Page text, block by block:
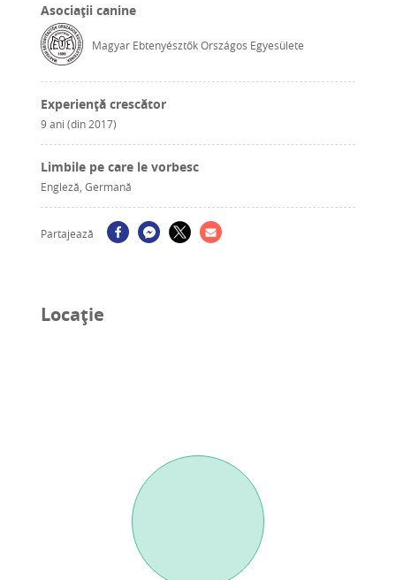
Asociații canine
Magyar Ebtenyésztők Országos Egyesülete
Experiență crescător
9 ani (din 2017)
Limbile pe care le vorbesc
Engleză, Germană
Partajează
Locație